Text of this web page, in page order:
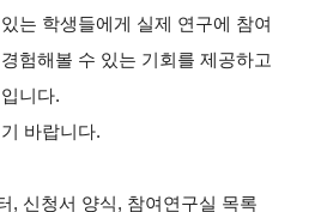
는 학생들에게 실제 연구에 참여
험해볼 수 있는 기회를 제공하고
니다.
바랍니다.
, 신청서 양식, 참여연구실 목록